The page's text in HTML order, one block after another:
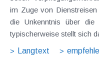
im Zuge von
die Unkenntnis über die
typischerweise stellt sich
Langtext